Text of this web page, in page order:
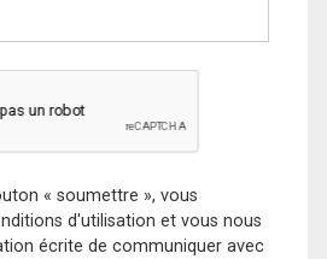
« soumettre », vous
d'utilisation et vous nous
écrite de communiquer avec